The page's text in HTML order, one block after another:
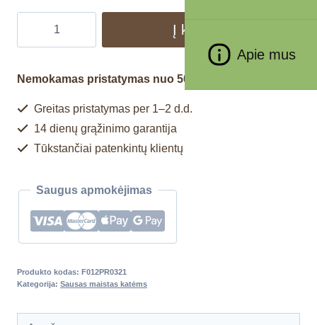
Apie mus
Į krepšelį
Nemokamas pristatymas nuo 50€
Greitas pristatymas per 1–2 d.d.
14 dienų grąžinimo garantija
Tūkstančiai patenkintų klientų
Saugus apmokėjimas
Produkto kodas: F012PR0321
Kategorija: Sausas maistas katėms